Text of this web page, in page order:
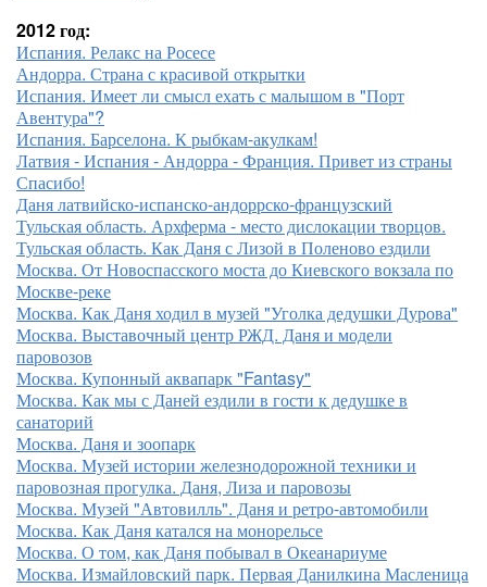
2012 год:
Испания. Релакс на Росесе
Андорра. Страна с красивой открытки
Испания. Имеет ли смысл ехать с малышом в "Порт
Авентура"?
Испания. Барселона. К рыбкам-акулкам!
Латвия - Испания - Андорра - Франция. Привет из страны
Спасибо!
Даня латвийско-испанско-андоррско-французский
Тульская область. Архферма - место дислокации творцов.
Тульская область. Как Даня с Лизой в Поленово ездили
Москва. От Новоспасского моста до Киевского вокзала по
Москве-реке
Москва. Как Даня ходил в музей "Уголка дедушки Дурова"
Москва. Выставочный центр РЖД. Даня и модели
паровозов
Москва. Купонный аквапарк "Fantasy"
Москва. Как мы с Даней ездили в гости к дедушке в
санаторий
Москва. Даня и зоопарк
Москва. Музей истории железнодорожной техники и
паровозная прогулка. Даня, Лиза и паровозы
Москва. Музей "Автовилль". Даня и ретро-автомобили
Москва. Как Даня катался на монорельсе
Москва. О том, как Даня побывал в Океанариуме
Москва. Измайловский парк. Первая Данилкина Масленица